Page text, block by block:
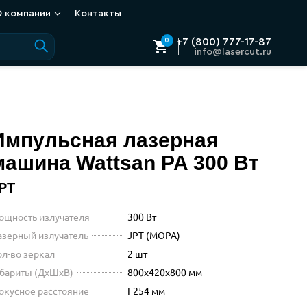
компании Контакты
0 Phone
+7 (800) 777-17-87
info@lasercut.ru
PA
лазерная
Wattsan PA 300 Вт
излучателя
300 Вт
излучатель
JPT (MOPA)
во зеркал
2 шт
(ДхШхВ)
800x420x800 мм
расстояние
F254 мм